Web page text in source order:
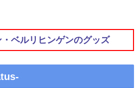
ベルリヒンゲンのグッズ